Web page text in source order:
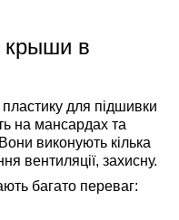
крыши в
для підшивки
на мансардах та
виконують кілька
вентиляції, захисну.
багато переваг: